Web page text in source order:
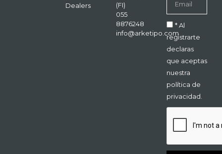
Dealers
(FI)
055
8876248
info@arketipo.com
* Al
registrarte
declaras
que aceptas
nuestra
política de
privacidad.